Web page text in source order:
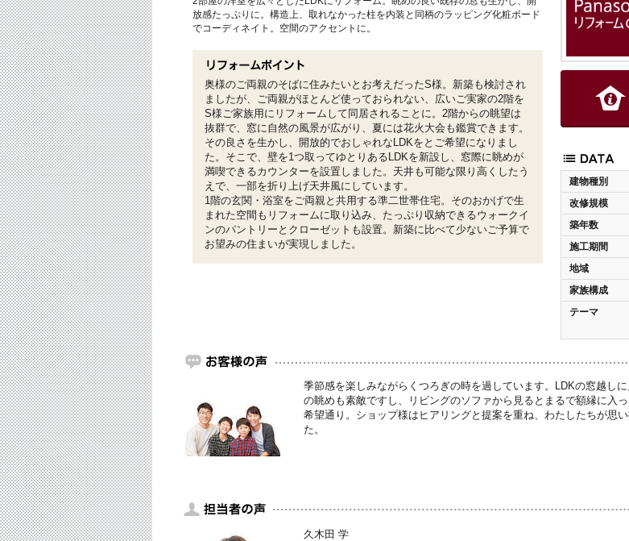
建物種別
改修規模
築年数
施工期間
地域
家族構成
テーマ
放感たっぷりに。構造上、取れなかった柱を内装と同柄のラッピング化粧ボード
でコーディネイト。空間のアクセントに。
奥様のご両親のそばに住みたいとお考えだったS様。新築も検討され
ましたが、ご両親がほとんど使っておられない、広いご実家の2階を
S様ご家族用にリフォームして同居されることに。2階からの眺望は
抜群で、窓に自然の風景が広がり、夏には花火大会も鑑賞できます。
その良さを生かし、開放的でおしゃれなLDKをとご希望になりまし
た。そこで、壁を1つ取ってゆとりあるLDKを新設し、窓際に眺めが
満喫できるカウンターを設置しました。天井も可能な限り高くしたう
えで、一部を折り上げ天井風にしています。
1階の玄関・浴室をご両親と共用する準二世帯住宅。そのおかげで生
まれた空間もリフォームに取り込み、たっぷり収納できるウォークイ
ンのパントリーとクローゼットも設置。新築に比べて少ないご予算で
お望みの住まいが実現しました。
季節感を楽しみながらくつろぎの時を過しています。LDKの窓越し
の眺めも素敵ですし、リビングのソファから見るとまるで額縁に入
希望通り。ショップ様はヒアリングと提案を重ね、わたしたちが思
た。
久木田 学